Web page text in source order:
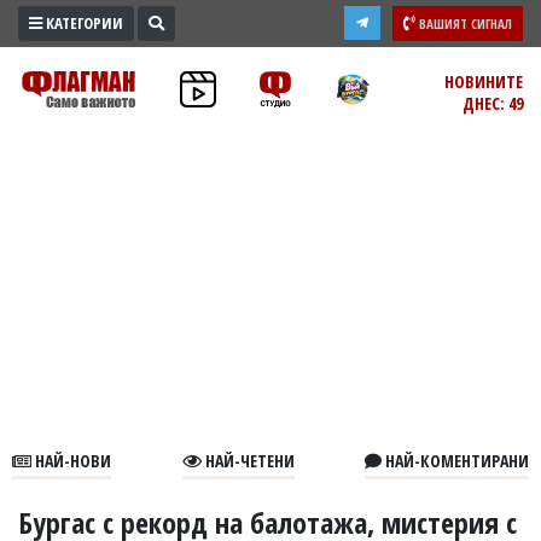
ПРОМО
ЗОНА
В
КАТЕГОРИИ ВАШИЯТ СИГНАЛ
НОВИНИТЕ
ДНЕС: 49
НАЙ-НОВИ НАЙ-ЧЕТЕНИ НАЙ-КОМЕНТИРАНИ
Бургас с рекорд на балотажа, мистерия с